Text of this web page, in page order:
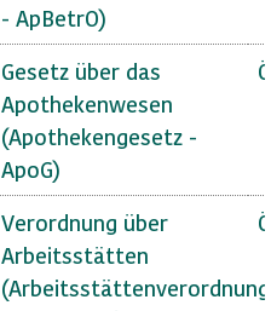
- ApBetrO)
Gesetz über das
Apothekenwesen
(Apothekengesetz -
ApoG)
Verordnung über
Arbeitsstätten
(Arbeitsstättenverordnung